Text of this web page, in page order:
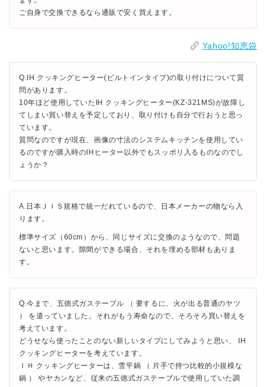
ご自身で交換できるなら通販で安く買えます。
Yahoo!知恵袋
Q.IH クッキングヒーター(ビルトインタイプ)の取り付けについて質
問があります。
10年ほど使用していたIH クッキングヒーター(KZ-321MS)が故障し
てしまい買い替えを予定しており、取り付けも自分で行おうと思っ
ています。
質問なのですが現在、画像の寸法のシステムキッチンを使用してい
るのですが購入時のIHヒーター以外でもスッポリ入るものなのでし
ょうか？
A.日本ＪＩＳ規格で統一だれているので、日本メーカーの物なら入
ります。
標準サイズ（60cm）から、同じサイズに交換のようなので、問題
ないと思います。隙間ができる場合、それを埋める部材もありま
す。
Q.今まで、五徳式ガステーブル （ 要するに、火が出る普通のヤツ
） を遣っていました。それがもう寿命なので、そろそろ買い替えを
考えています。
どうせなら使ったことのない新しいタイプにしてみようと思い、 IH
クッキングヒーターを考えています。
ＩＨ クッキングヒーターは、雪平鍋 （ 片手で持つ比較的小規模な
鍋 ） やヤカンなど、従来の五徳式ガステーブルで使用していた調